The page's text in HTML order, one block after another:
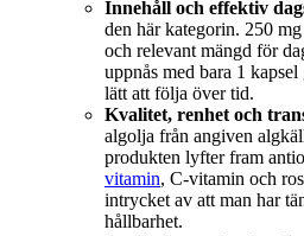
Innehåll och effektiv
den här kategorin. 250
och relevant mängd för
uppnås med bara 1
lätt att följa över tid.
Kvalitet, renhet och
algolja från angiven
produkten lyfter fram
vitamin, C-vitamin och
intrycket av att man har
hållbarhet.